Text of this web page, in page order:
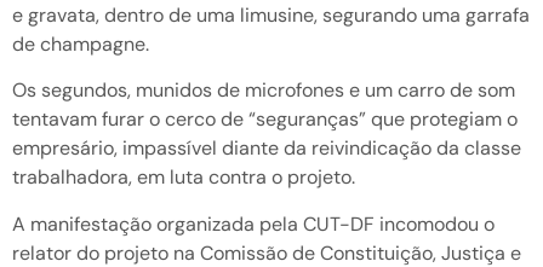
e gravata, dentro de uma limusine, segurando uma garrafa
de champagne.
Os segundos, munidos de microfones e um carro de som
tentavam furar o cerco de “seguranças” que protegiam o
empresário, impassível diante da reivindicação da classe
trabalhadora, em luta contra o projeto.
A manifestação organizada pela CUT-DF incomodou o
relator do projeto na Comissão de Constituição, Justiça e